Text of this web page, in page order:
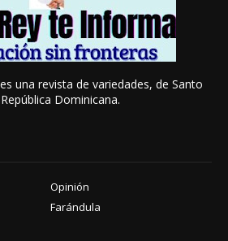
una revista de variedades, de Santo
Dominicana.
Opinión
Farándula